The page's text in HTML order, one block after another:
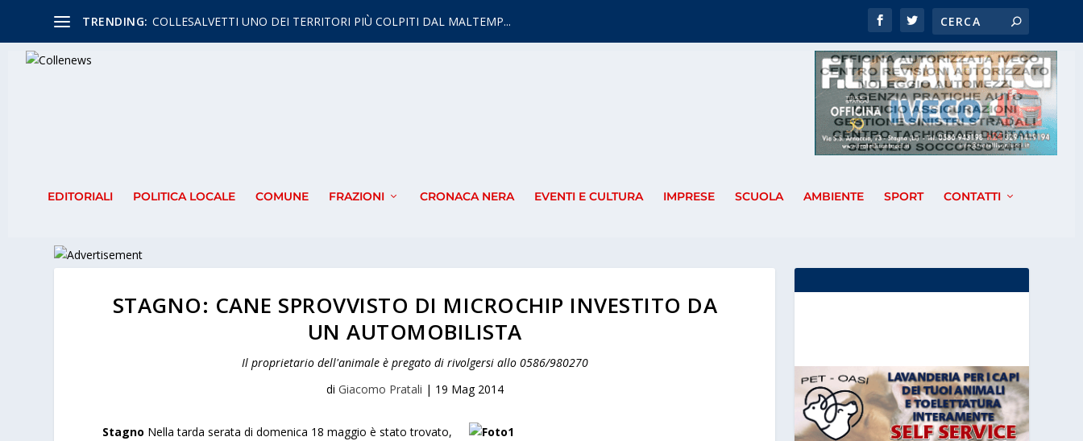
TRENDING: COLLESALVETTI UNO DEI TERRITORI PIÙ COLPITI DAL MALTEMP...
EDITORIALI POLITICA LOCALE COMUNE FRAZIONI CRONACA NERA EVENTI E CULTURA IMPRESE SCUOLA AMBIENTE SPORT CONTATTI
STAGNO: CANE SPROVVISTO DI MICROCHIP INVESTITO DA
UN AUTOMOBILISTA
Il proprietario dell'animale è pregato di rivolgersi allo 0586/980270
di Giacomo Pratali | 19 Mag 2014
Stagno Nella tarda serata di domenica 18 maggio è stato trovato,